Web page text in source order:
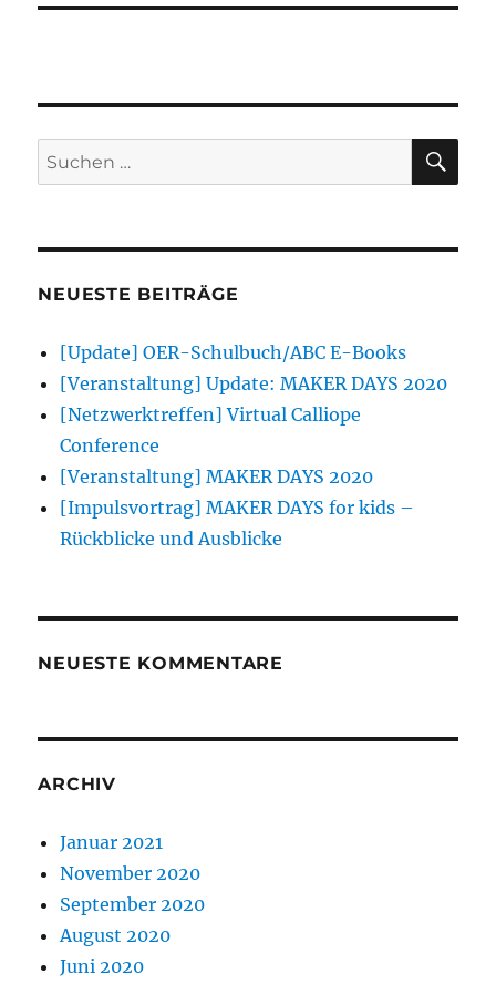
Suchen
nach:
NEUESTE BEITRÄGE
[Update] OER-Schulbuch/ABC E-Books
[Veranstaltung] Update: MAKER DAYS 2020
[Netzwerktreffen] Virtual Calliope
Conference
[Veranstaltung] MAKER DAYS 2020
[Impulsvortrag] MAKER DAYS for kids –
Rückblicke und Ausblicke
NEUESTE KOMMENTARE
ARCHIV
Januar 2021
November 2020
September 2020
August 2020
Juni 2020